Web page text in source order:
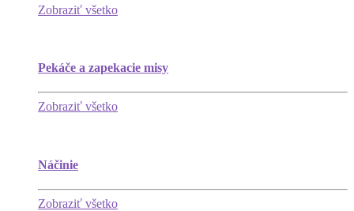
Zobraziť všetko
Pekáče a zapekacie misy
Zobraziť všetko
Náčinie
Zobraziť všetko